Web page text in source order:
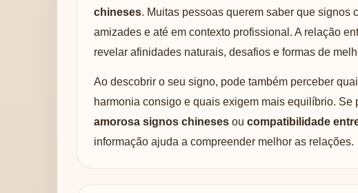
chineses. Muitas pessoas querem saber que signos
amizades e até em contexto profissional. A relação
revelar afinidades naturais, desafios e formas de
Ao descobrir o seu signo, pode também perceber
harmonia consigo e quais exigem mais equilíbrio. Se
amorosa signos chineses ou compatibilidade
informação ajuda a compreender melhor as relações.